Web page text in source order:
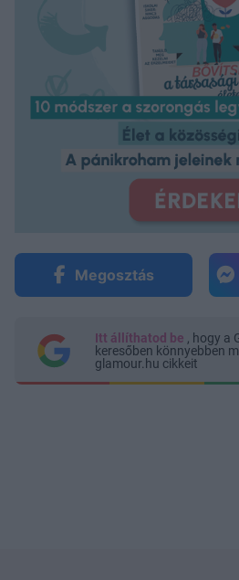
Megosztás
Itt állíthatod be , hogy a
keresőben könnyebben
glamour.hu cikkeit